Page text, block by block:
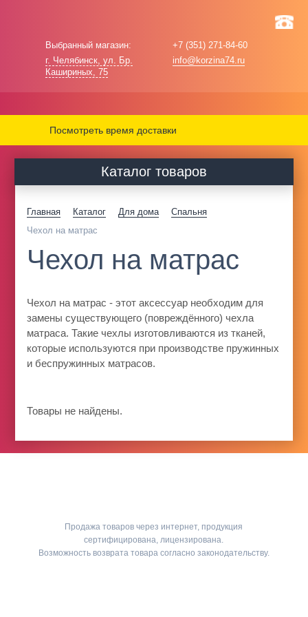
Выбранный магазин:
г. Челябинск, ул. Бр.
Кашириных, 75
+7 (351) 271-84-60
info@korzina74.ru
Посмотреть время доставки
Каталог товаров
Главная Каталог Для дома
Спальня
Чехол на матрас
Чехол на матрас
Чехол на матрас - этот аксессуар необходим для
замены существующего (повреждённого) чехла
матраса. Такие чехлы изготовливаются из тканей,
которые используются при производстве пружинных
и беспружинных матрасов.
Товары не найдены.
Продажа товаров через интернет, продукция
сертифицирована, лицензирована.
Возможность возврата товара согласно законодательству.